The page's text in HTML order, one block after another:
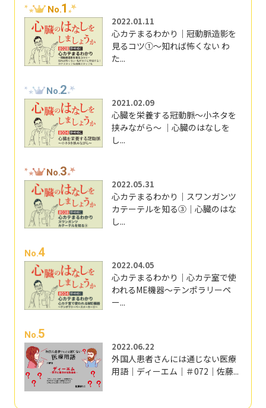
No.1
2022.01.11
心カテまるわかり｜冠動脈造影を
見るコツ①～知れば怖くない わ
た...
No.2
2021.02.09
心臓を栄養する冠動脈～小ネタを
挟みながら～ ｜心臓のはなしを
し...
No.3
2022.05.31
心カテまるわかり｜スワンガンツ
カテーテルを知る③｜心臓のはな
し...
No.4
2022.04.05
心カテまるわかり｜心カテ室で使
われるME機器～テンポラリーペ
ー...
No.5
2022.06.22
外国人患者さんには通じない医療
用語｜ディーエム｜＃072｜佐藤...